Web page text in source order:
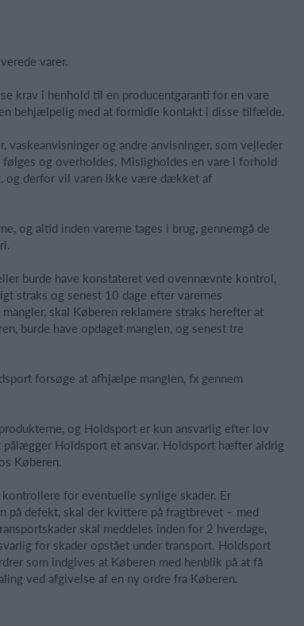
varer.
krav i henhold til en producentgaranti for en vare
behjælpelig med at formidle kontakt i disse tilfælde.
og andre anvisninger, som vejleder
og overholdes. Misligholdes en vare i forhold
og derfor vil varen ikke være dækket af
og altid inden varerne tages i brug, gennemgå de
burde have konstateret ved ovennævnte kontrol,
straks og senest 10 dage efter varernes
skal Køberen reklamere straks herefter at
burde have opdaget manglen, og senest tre
forsøge at afhjælpe manglen, fx gennem
og Holdsport er kun ansvarlig efter lov
Holdsport et ansvar. Holdsport hæfter aldrig
Køberen.
for eventuelle synlige skader. Er
på defekt, skal der kvittere på fragtbrevet – med
skal meddeles inden for 2 hverdage,
for skader opstået under transport. Holdsport
som indgives at Køberen med henblik på at få
ved afgivelse af en ny ordre fra Køberen.